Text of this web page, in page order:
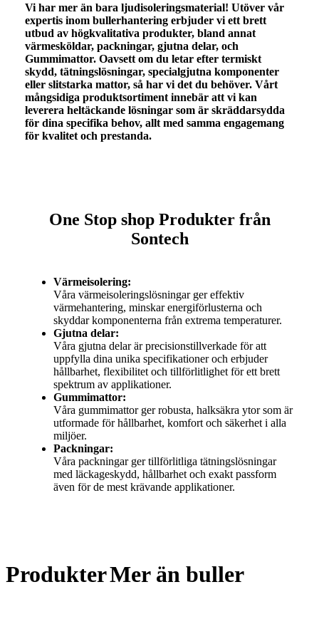
Vi har mer än bara ljudisoleringsmaterial! Utöver vår
expertis inom bullerhantering erbjuder vi ett brett
utbud av högkvalitativa produkter, bland annat
värmesköldar, packningar, gjutna delar, och
Gummimattor. Oavsett om du letar efter termiskt
skydd, tätningslösningar, specialgjutna komponenter
eller slitstarka mattor, så har vi det du behöver. Vårt
mångsidiga produktsortiment innebär att vi kan
leverera heltäckande lösningar som är skräddarsydda
för dina specifika behov, allt med samma engagemang
för kvalitet och prestanda.
One Stop shop Produkter från
Sontech
Värmeisolering:
Våra värmeisoleringslösningar ger effektiv
värmehantering, minskar energiförlusterna och
skyddar komponenterna från extrema temperaturer.
Gjutna delar:
Våra gjutna delar är precisionstillverkade för att
uppfylla dina unika specifikationer och erbjuder
hållbarhet, flexibilitet och tillförlitlighet för ett brett
spektrum av applikationer.
Gummimattor:
Våra gummimattor ger robusta, halksäkra ytor som är
utformade för hållbarhet, komfort och säkerhet i alla
miljöer.
Packningar:
Våra packningar ger tillförlitliga tätningslösningar
med läckageskydd, hållbarhet och exakt passform
även för de mest krävande applikationer.
ProdukterMer än buller